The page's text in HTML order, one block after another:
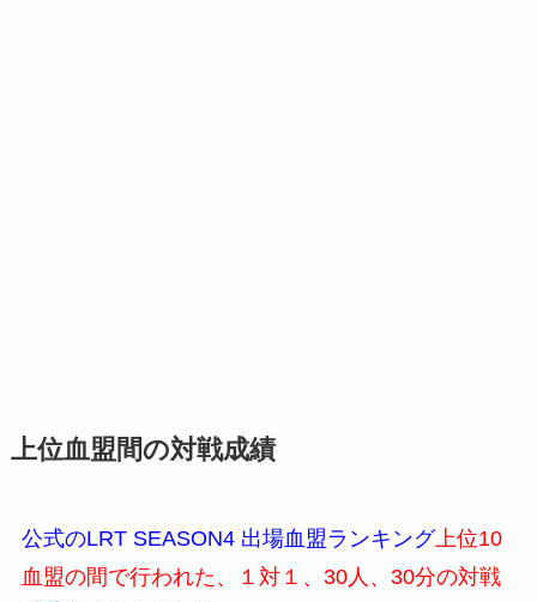
上位血盟間の対戦成績
公式のLRT SEASON4 出場血盟ランキング上位10
血盟の間で行われた、１対１、30人、30分の対戦